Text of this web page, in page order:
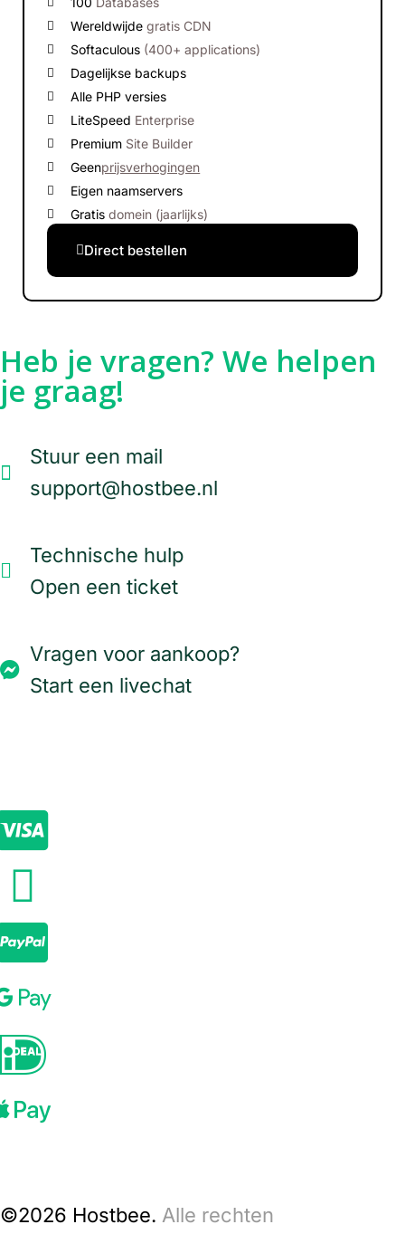
Wereldwijdegratis CDN
Softaculous (400+ applications)
Dagelijkse backups
Alle PHP versies
LiteSpeed Enterprise
Premium Site Builder
Geenprijsverhogingen
Eigen naamservers
Gratisdomein (jaarlijks)
Direct bestellen
Heb je vragen? We helpen
je graag!
Stuur een mail
support@hostbee.nl
Technische hulp
Open een ticket
Vragen voor aankoop?
Start een livechat
©2026 Hostbee. Alle rechten